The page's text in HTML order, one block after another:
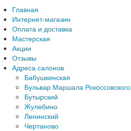
Главная
Интернет-магазин
Оплата и доставка
Мастерская
Акции
Отзывы
Адреса салонов
Бабушкинская
Бульвар Маршала Рокоссовского
Бутырский
Жулебино
Ленинский
Чертаново